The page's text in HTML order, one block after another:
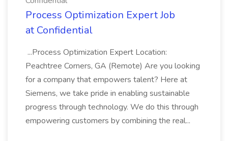
Process Optimization Expert Job
at Confidential
...Process Optimization Expert Location:
Peachtree Corners, GA (Remote) Are you looking
for a company that empowers talent? Here at
Siemens, we take pride in enabling sustainable
progress through technology. We do this through
empowering customers by combining the real...